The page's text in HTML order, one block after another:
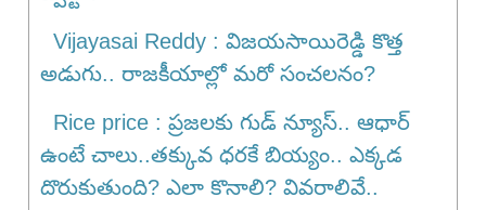
Vijayasai Reddy : విజయసాయిరెడ్డి కొత్త
అడుగు.. రాజకీయాల్లో మరో సంచలనం?
Rice price : ప్రజలకు గుడ్ న్యూస్.. ఆధార్
ఉంటే చాలు..తక్కువ ధరకే బియ్యం.. ఎక్కడ
దొరుకుతుంది? ఎలా కొనాలి? వివరాలివే..